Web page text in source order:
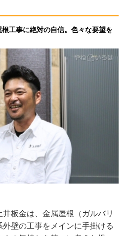
工事に絶対の自信。色々な要望を
板金は、金属屋根（ガルバリ
壁の工事をメインに手掛ける